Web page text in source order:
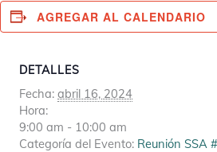
AGREGAR AL CALENDARIO
DETALLES
Fecha: abril 16, 2024
Hora:
9:00 am - 10:00 am
Categoría del Evento: Reunión SSA